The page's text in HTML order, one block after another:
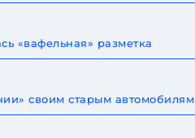
«вафельная» разметка
своим старым автомобилям